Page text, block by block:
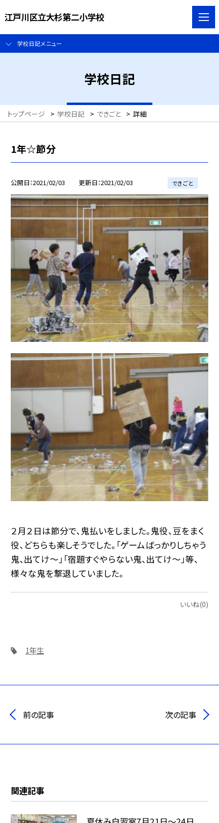
江戸川区立大杉第二小学校
学校日記メニュー
学校日記
トップページ > 学校日記 > できごと > 詳細
1年☆節分
公開日 2021/02/03 更新日 2021/02/03 できごと
２月２日は節分で、鬼払いをしました。鬼役、豆をまく
役、どちらも楽しそうでした。「ゲームばっかりしちゃう
鬼、出てけ〜」「宿題すぐやらない鬼、出てけ〜」等、
様々な鬼を撃退していました。
いいね(0)
1年生
前の記事 次の記事
関連記事